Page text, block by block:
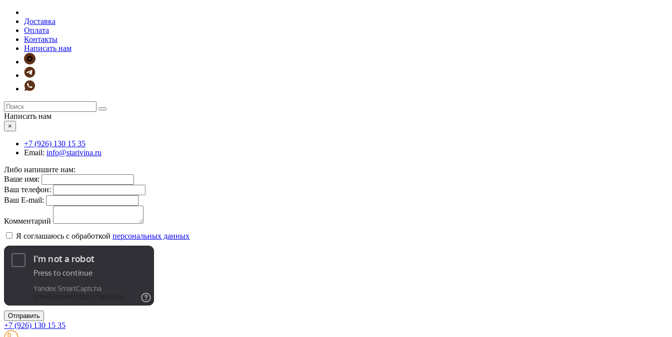
Доставка
Оплата
Контакты
Написать нам
Написать нам
×
+7 (926) 130 15 35
Email: info@starivina.ru
Либо напишите нам:
Ваше имя:
Ваш телефон:
Ваш E-mail:
Комментарий
Я соглашаюсь с обработкой персональных данных
Отправить
+7 (926) 130 15 35